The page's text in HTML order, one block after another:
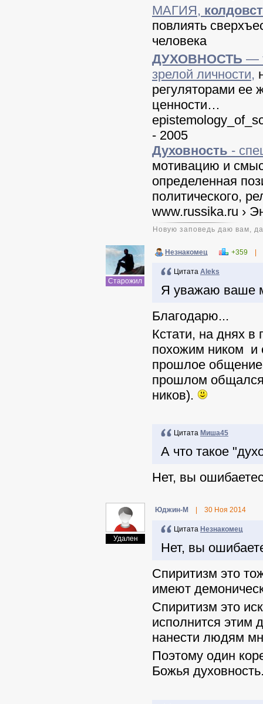
МАГИЯ,
повлиять
человека
ДУХОВНОСТЬ —
зрелой личности,
регуляторами ее
ценности…
- 2005
Духовность -
мотивацию и
определенная
политического,
www.russika.ru ›
Новую заповедь даю вам,
Старожил
Незнакомец +359
Цитата Aleks
Я уважаю ваше
Благодарю...
Кстати, на днях в
похожим ником и
прошлое общение
прошлом общался
ников).
Цитата Миша45
А что такое
Нет, вы
Удален
Юджин-М 30 Ноя 2014
Цитата Незнакомец
Нет, вы
Спиритизм это
имеют
Спиритизм это
исполнится этим
нанести людям
Поэтому один
Божья